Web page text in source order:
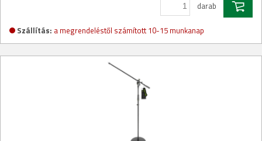
darab
Szállítás: a megrendeléstől számított 10-15 munkanap